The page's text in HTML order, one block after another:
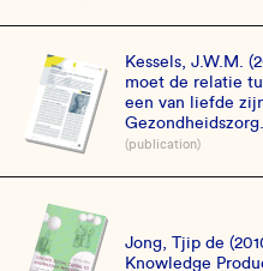
Kessels, J.W.M.
moet de relatie
een van liefde
(publication)
Jong, Tjip de
Knowledge